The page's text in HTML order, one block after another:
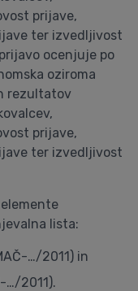
prijave,
ter izvedljivost
ocenjuje po
oziroma
rezultatov
prijave,
ter izvedljivost
lista:
…/2011) in
…/2011).